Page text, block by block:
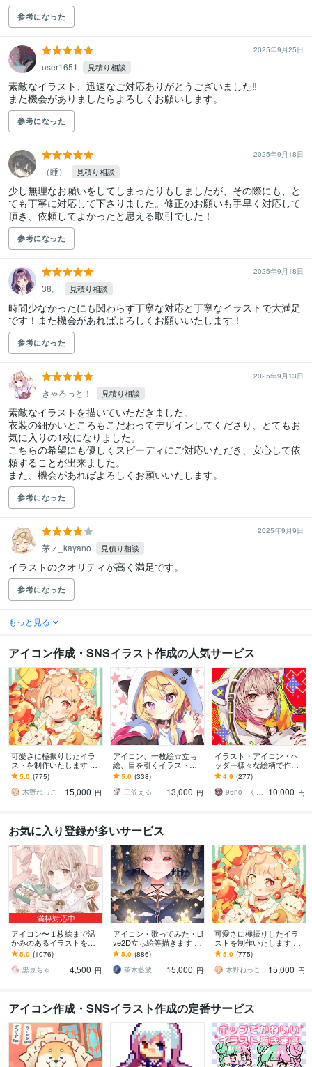
参考になった
2025年9月25日
user1651 見積り相談
素敵なイラスト、迅速なご対応ありがとうございました‼︎
また機会がありましたらよろしくお願いします。
参考になった
2025年9月18日
（睡） 見積り相談
少し無理なお願いをしてしまったりもしましたが、その際にも、と
ても丁寧に対応して下さりました。修正のお願いも手早く対応して
頂き、依頼してよかったと思える取引でした！
参考になった
2025年9月18日
38。 見積り相談
時間少なかったにも関わらず丁寧な対応と丁寧なイラストで大満足
です！また機会があればよろしくお願いいたします！
参考になった
2025年9月13日
きゃろっと！ 見積り相談
素敵なイラストを描いていただきました。
衣装の細かいところもこだわってデザインしてくださり、とてもお
気に入りの1枚になりました。
こちらの希望にも優しくスピーディにご対応いただき、安心して依
頼することが出来ました。
また、機会があればよろしくお願いいたします。
参考になった
2025年9月9日
茅ノ_kayano 見積り相談
参考になった
もっと見る
アイコン作成・SNSイラスト作成の人気サービス
可愛さに極振りしたイラ
ストを制作いたします ★
商用利用＆二次利用込
み！ミニキャラは小物２
点まで無料！★
5.0 (775)
木野ねっこ
15,000 円
アイコン、一枚絵☆立ち
絵、目を引くイラスト描
きます イリアム、サム
ネ、live2D、YouTube、歌
ってみたも
5.0 (338)
三笠える
13,000 円
イラスト・アイコン・ヘ
ッダー様々な絵柄で作成
します 商用可！似顔絵・
ブログ・インスタ・動画
配信サムネ等用途様々！
4.9 (277)
96no くろの
10,000 円
お気に入り登録が多いサービス
満枠対応中
アイコン〜１枚絵まで温
かみのあるイラストを描
きます ★ココナラ自体が
初めての方も、お気軽に
ご相談ください♪★
5.0 (1076)
黒豆ちゃ
4,500 円
アイコン・歌ってみた・Li
ve2D立ち絵等描きます ち
びキャラや配信用イラス
ト等、幅広く制作してい
ます！
5.0 (886)
茶木藍波
15,000 円
可愛さに極振りしたイラ
ストを制作いたします ★
商用利用＆二次利用込
み！ミニキャラは小物２
点まで無料！★
5.0 (775)
木野ねっこ
15,000 円
アイコン作成・SNSイラスト作成の定番サービス